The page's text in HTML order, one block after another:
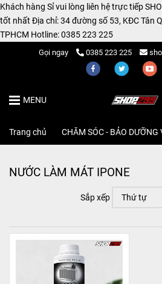
Gọi ngay 0385 223 225
MENU
Trang chủ CHĂM SÓC - BẢO DƯỠNG
NƯỚC LÀM MÁT IPONE
Sắp xếp
Khách hàng Sỉ vui lòng liên hệ trực tiếp
tốt nhất Địa chỉ: 34 đường số 53, KĐC Tân
TPHCM Hotline: 0385 223 225